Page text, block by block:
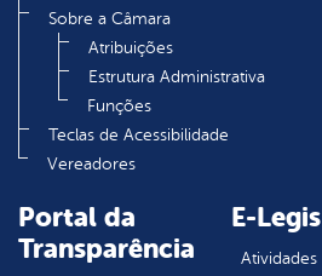
Sobre a Câmara
Atribuições
Estrutura Administrativa
Funções
Teclas de Acessibilidade
Vereadores
Portal da
Transparência
E-Legis
Atividades